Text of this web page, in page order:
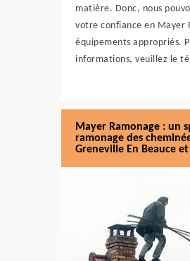
matière. Donc, nous
votre confiance en Mayer
équipements appropriés.
informations, veuillez le
Mayer Ramonage : un
ramonage des
Greneville En Beauce